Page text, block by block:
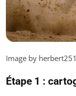
Image by
Étape 1 :